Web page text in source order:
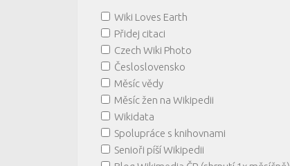
Wiki Loves Earth
Přidej citaci
Czech Wiki Photo
Česloslovensko
Měsíc vědy
Měsíc žen na Wikipedii
Wikidata
Spolupráce s knihovnami
Senioři píší Wikipedii